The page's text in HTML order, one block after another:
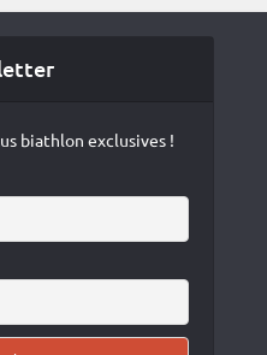
biathlon exclusives !